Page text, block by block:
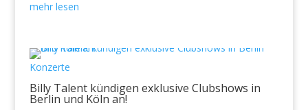
mehr lesen
Konzerte
Billy Talent kündigen exklusive Clubshows in
Berlin und Köln an!